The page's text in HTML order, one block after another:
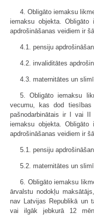
4. Obligāto iemaksu
iemaksu objekta.
apdrošināšanas veidiem ir
4.1. pensiju
4.2. invaliditātes
4.3. maternitātes un
5. Obligāto iemaksu
vecumu, kas dod
pašnodarbinātais ir I vai
iemaksu objekta.
apdrošināšanas veidiem ir
5.1. pensiju
5.2. maternitātes un
6. Obligāto iemaksu
ārvalstu nodokļu
nav Latvijas Republikā un
vai ilgāk jebkurā 12